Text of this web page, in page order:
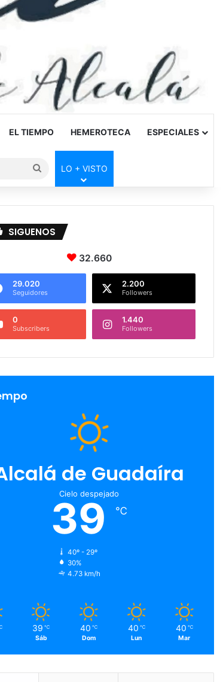
EL TIEMPO HEMEROTECA ESPECIALES
Buscar
por
LO + VISTO
SIGUENOS
32.660
29.020
Seguidores
2.200
Followers
0
Subscribers
1.440
Followers
de Guadaíra
Cielo despejado
39 ℃
40º - 29º
30%
4.73 km/h
39 ℃
Sáb
40 ℃
Dom
40 ℃
Lun
40 ℃
Mar